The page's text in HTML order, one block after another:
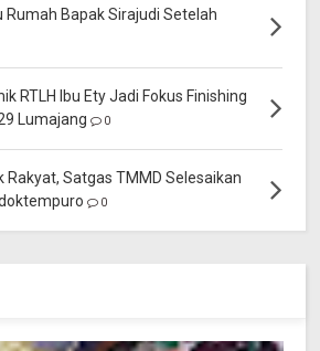
Rumah Bapak Sirajudi Setelah
RTLH Ibu Ety Jadi Fokus Finishing
Lumajang
0
Rakyat, Satgas TMMD Selesaikan
0